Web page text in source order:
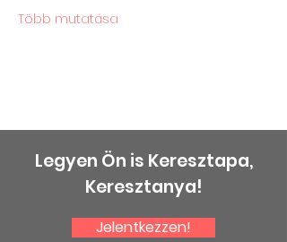
Több mutatása
Legyen Ön is Keresztapa,
Keresztanya!
Jelentkezzen!